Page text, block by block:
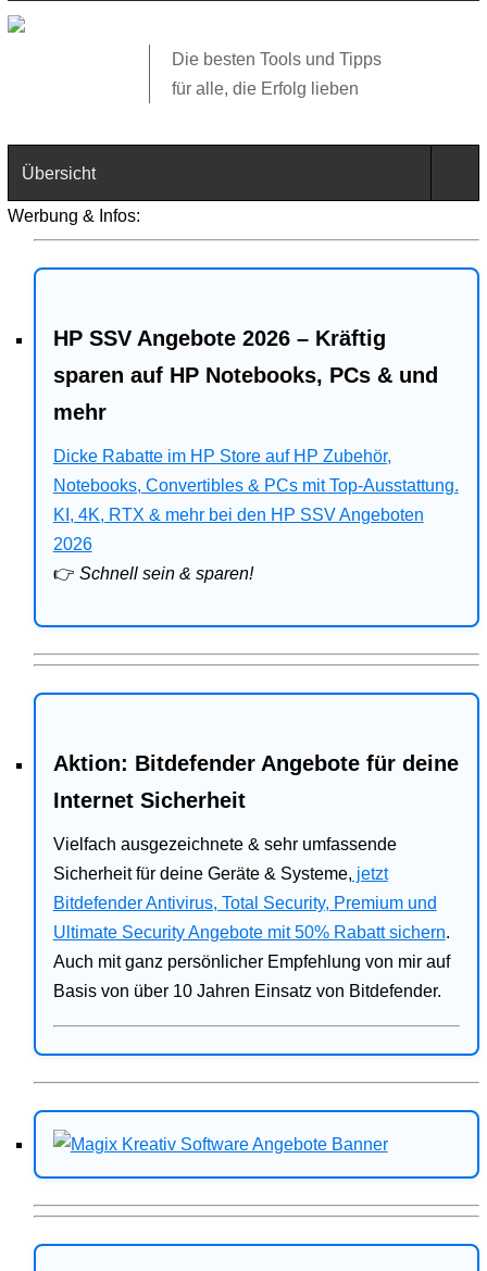
Die besten Tools und Tipps
für alle, die Erfolg lieben
Übersicht
Technik
Web
Business
Angebote
Bitdefender
Ratgeber
Werbung & Infos:
HP SSV Angebote 2026 – Kräftig
sparen auf HP Notebooks, PCs & und
mehr
Dicke Rabatte im HP Store auf HP Zubehör,
Notebooks, Convertibles & PCs mit Top-Ausstattung.
KI, 4K, RTX & mehr bei den HP SSV Angeboten
2026
👉 Schnell sein & sparen!
Aktion: Bitdefender Angebote für deine
Internet Sicherheit
Vielfach ausgezeichnete & sehr umfassende
Sicherheit für deine Geräte & Systeme, jetzt
Bitdefender Antivirus, Total Security, Premium und
Ultimate Security Angebote mit 50% Rabatt sichern.
Auch mit ganz persönlicher Empfehlung von mir auf
Basis von über 10 Jahren Einsatz von Bitdefender.